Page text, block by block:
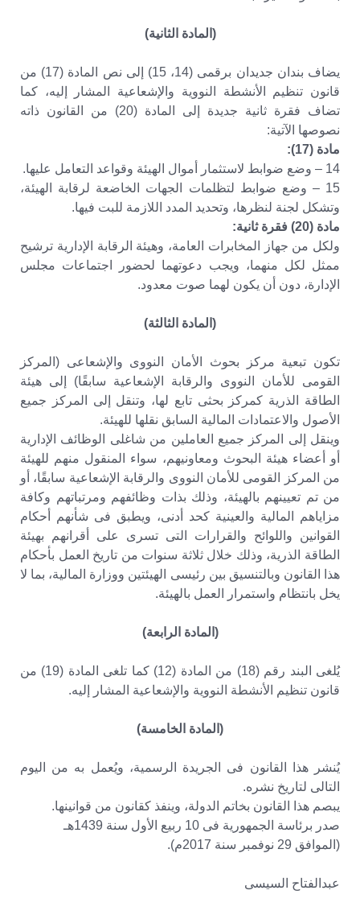
(المادة الثانية)
يضاف بندان جديدان برقمى (14، 15) إلى نص المادة (17) من
قانون تنظيم الأنشطة النووية والإشعاعية المشار إليه، كما
تضاف فقرة ثانية جديدة إلى المادة (20) من القانون ذاته
نصوصها الآتية:
مادة (17):
14 – وضع ضوابط لاستثمار أموال الهيئة وقواعد التعامل عليها.
15 – وضع ضوابط لتظلمات الجهات الخاضعة لرقابة الهيئة،
وتشكل لجنة لنظرها، وتحديد المدد اللازمة للبت فيها.
مادة (20) فقرة ثانية:
ولكل من جهاز المخابرات العامة، وهيئة الرقابة الإدارية ترشيح
ممثل لكل منهما، ويجب دعوتهما لحضور اجتماعات مجلس
الإدارة، دون أن يكون لهما صوت معدود.
(المادة الثالثة)
تكون تبعية مركز بحوث الأمان النووى والإشعاعى (المركز
القومى للأمان النووى والرقابة الإشعاعية سابقًا) إلى هيئة
الطاقة الذرية كمركز بحثى تابع لها، وتنقل إلى المركز جميع
الأصول والاعتمادات المالية السابق نقلها للهيئة.
وينقل إلى المركز جميع العاملين من شاغلى الوظائف الإدارية
أو أعضاء هيئة البحوث ومعاونيهم، سواء المنقول منهم للهيئة
من المركز القومى للأمان النووى والرقابة الإشعاعية سابقًا، أو
من تم تعيينهم بالهيئة، وذلك بذات وظائفهم ومرتباتهم وكافة
مزاياهم المالية والعينية كحد أدنى، ويطبق فى شأنهم أحكام
القوانين واللوائح والقرارات التى تسرى على أقرانهم بهيئة
الطاقة الذرية، وذلك خلال ثلاثة سنوات من تاريخ العمل بأحكام
هذا القانون وبالتنسيق بين رئيسى الهيئتين ووزارة المالية، بما لا
يخل بانتظام واستمرار العمل بالهيئة.
(المادة الرابعة)
يُلغى البند رقم (18) من المادة (12) كما تلغى المادة (19) من
قانون تنظيم الأنشطة النووية والإشعاعية المشار إليه.
(المادة الخامسة)
يُنشر هذا القانون فى الجريدة الرسمية، ويُعمل به من اليوم
التالى لتاريخ نشره.
يبصم هذا القانون بخاتم الدولة، وينفذ كقانون من قوانينها.
صدر برئاسة الجمهورية فى 10 ربيع الأول سنة 1439هـ
(الموافق 29 نوفمبر سنة 2017م).
عبدالفتاح السيسى